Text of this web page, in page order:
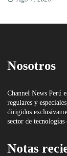
Nosotros
Channel News Perú
regulares y
dirigidos
sector de
Notas